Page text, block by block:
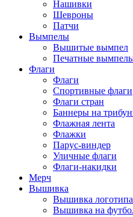
Нашивки
Шевроны
Патчи
Вымпелы
Вышитые вымпел
Печатные
Флаги
Флаги
Спортивные флаги
Флаги стран
Баннеры на
Флажная лента
Флажки
Парус-виндер
Уличные флаги
Флаги-накидки
Мерч
Вышивка
Вышивка
Вышивка на